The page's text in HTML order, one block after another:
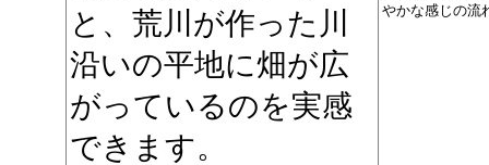
と、荒川が作った川
沿いの平地に畑が広
がっているのを実感
できます。
やかな感じの流